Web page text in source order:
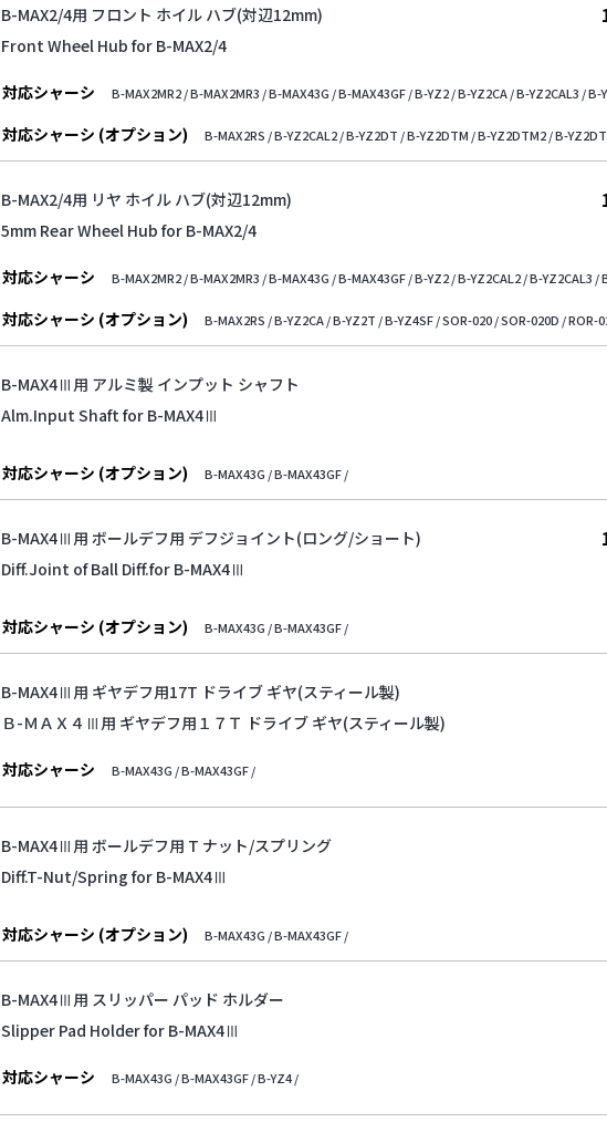
B-MAX2/4用 フロント ホイル ハブ(対辺12mm)
Front Wheel Hub for B-MAX2/4
対応シャーシ B-MAX2MR2 /B-MAX2MR3 /B-MAX43G /B-MAX43GF /B-YZ2 /B-YZ2CA /B-YZ2CAL3 /B-
対応シャーシ (オプション) B-MAX2RS /B-YZ2CAL2 /B-YZ2DT /B-YZ2DTM /B-YZ2DTM2 /B-
B-MAX2/4用 リヤ ホイル ハブ(対辺12mm)
5mm Rear Wheel Hub for B-MAX2/4
対応シャーシ B-MAX2MR2 /B-MAX2MR3 /B-MAX43G /B-MAX43GF /B-YZ2 /B-YZ2CAL2 /B-YZ2CAL3 /
対応シャーシ (オプション) B-MAX2RS /B-YZ2CA /B-YZ2T /B-YZ4SF /SOR-020 /SOR-020D /ROR-
B-MAX4Ⅲ用 アルミ製 インプット シャフト
Alm.Input Shaft for B-MAX4Ⅲ
対応シャーシ (オプション) B-MAX43G /B-MAX43GF /
B-MAX4Ⅲ用 ボールデフ用 デフジョイント(ロング/ショート)
Diff.Joint of Ball Diff.for B-MAX4Ⅲ
対応シャーシ (オプション) B-MAX43G /B-MAX43GF /
B-MAX4Ⅲ用 ギヤデフ用17T ドライブ ギヤ(スティール製)
Ｂ-ＭＡＸ４Ⅲ用 ギヤデフ用１７Ｔ ドライブ ギヤ(スティール製)
対応シャーシ B-MAX43G /B-MAX43GF /
B-MAX4Ⅲ用 ボールデフ用 T ナット/スプリング
Diff.T-Nut/Spring for B-MAX4Ⅲ
対応シャーシ (オプション) B-MAX43G /B-MAX43GF /
B-MAX4Ⅲ用 スリッパー パッド ホルダー
Slipper Pad Holder for B-MAX4Ⅲ
対応シャーシ B-MAX43G /B-MAX43GF /B-YZ4 /